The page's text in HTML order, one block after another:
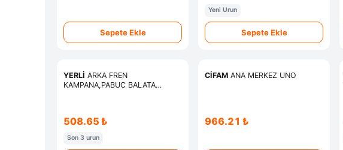
Sepete Ekle
Yeni Urun
Sepete Ekle
YERLİ ARKA FREN
KAMPANA,PABUC BALATA
508.65 ₺
Son 3 urun
CİFAM ANA MERKEZ UNO
966.21 ₺